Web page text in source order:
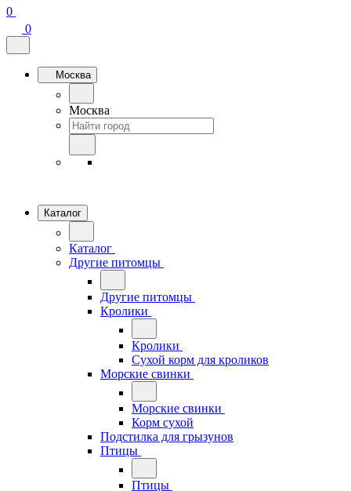
0
0
Москва
Москва
Каталог
Каталог
Другие питомцы
Другие питомцы
Кролики
Кролики
Сухой корм для кроликов
Морские свинки
Морские свинки
Корм сухой
Подстилка для грызунов
Птицы
Птицы